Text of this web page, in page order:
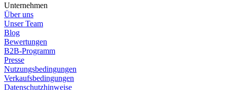
Unternehmen
Über uns
Unser Team
Blog
Bewertungen
B2B-Programm
Presse
Nutzungsbedingungen
Verkaufsbedingungen
Datenschutzhinweise